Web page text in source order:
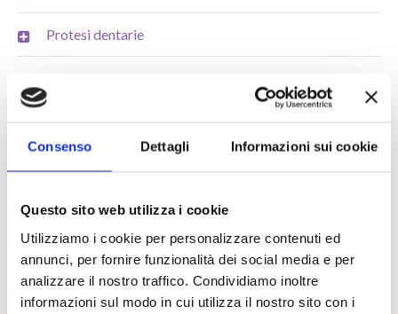
Consenso Dettagli Informazioni sui cookie
Questo sito web utilizza i cookie
Utilizziamo i cookie per personalizzare contenuti ed
annunci, per fornire funzionalità dei social media e per
analizzare il nostro traffico. Condividiamo inoltre
informazioni sul modo in cui utilizza il nostro sito con i
Protesi dentarie
Laser terapia – Trattamento parodontite laser Roma
Estetica del viso